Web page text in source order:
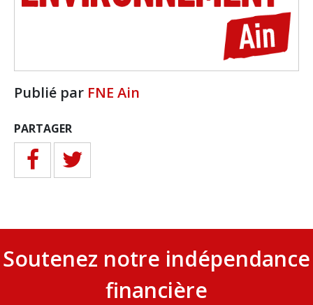
Publié par FNE Ain
PARTAGER
Soutenez notre indépendance
financière